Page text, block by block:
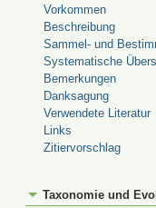
Vorkommen
Beschreibung
Sammel- und
Systematische
Bemerkungen
Danksagung
Verwendete Literatur
Links
Zitiervorschlag
Taxonomie und